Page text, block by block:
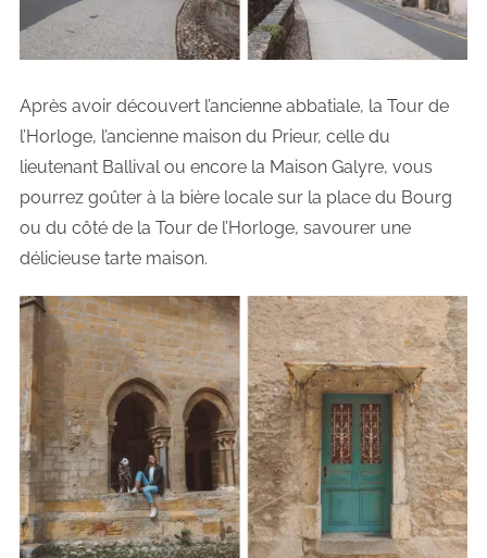
Après avoir découvert l’ancienne abbatiale, la Tour de
l’Horloge, l’ancienne maison du Prieur, celle du
lieutenant Ballival ou encore la Maison Galyre, vous
pourrez goûter à la bière locale sur la place du Bourg
ou du côté de la Tour de l’Horloge, savourer une
délicieuse tarte maison.